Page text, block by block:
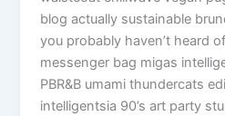
blog actually sustainable
you probably haven’t heard
messenger bag migas
PBR&B umami thundercats
intelligentsia 90’s art party